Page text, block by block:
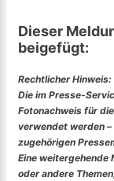
Dieser
beigefügt:
Rechtlicher Hinweis:
Die im Presse-
Fotonachweis für
verwendet werden
zugehörigen
Eine weitergehende
oder andere